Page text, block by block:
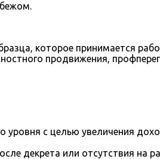
которое принимается
продвижения,
уровня с целью увеличения
декрета или отсутствия на